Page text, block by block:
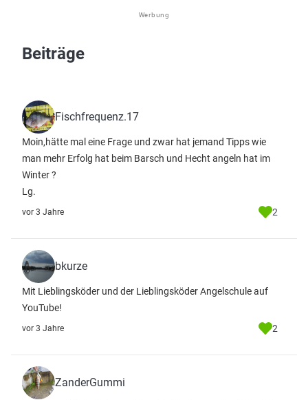
Werbung
Beiträge
Fischfrequenz.17
Moin,hätte mal eine Frage und zwar hat jemand Tipps wie
man mehr Erfolg hat beim Barsch und Hecht angeln hat im
Winter ?
Lg.
vor 3 Jahre 2
bkurze
Mit Lieblingsköder und der Lieblingsköder Angelschule auf
YouTube!
vor 3 Jahre 2
ZanderGummi